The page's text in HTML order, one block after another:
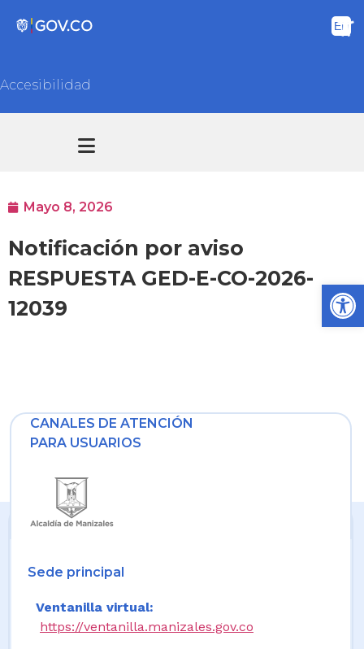
Accesibilidad
Mayo 8, 2026
Notificación por aviso
RESPUESTA GED-E-CO-2026-
12039
CANALES DE ATENCIÓN
PARA USUARIOS
Sede principal
Ventanilla virtual:
https://ventanilla.manizales.gov.co